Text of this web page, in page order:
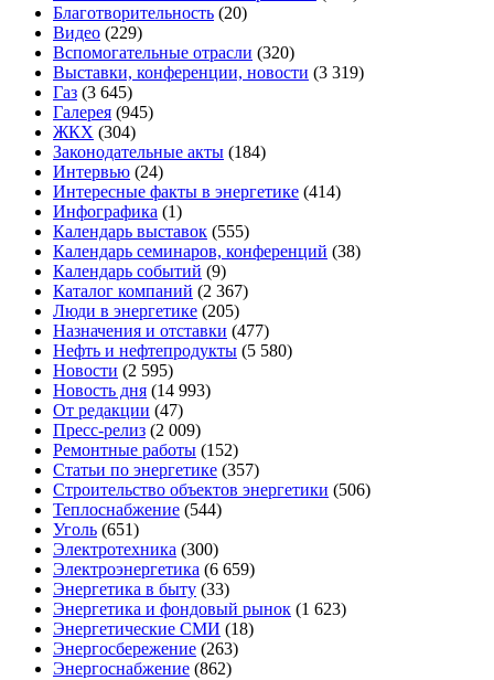
Благотворительность (20)
Видео (229)
Вспомогательные отрасли (320)
Выставки, конференции, новости (3 319)
Газ (3 645)
Галерея (945)
ЖКХ (304)
Законодательные акты (184)
Интервью (24)
Интересные факты в энергетике (414)
Инфографика (1)
Календарь выставок (555)
Календарь семинаров, конференций (38)
Календарь событий (9)
Каталог компаний (2 367)
Люди в энергетике (205)
Назначения и отставки (477)
Нефть и нефтепродукты (5 580)
Новости (2 595)
Новость дня (14 993)
От редакции (47)
Пресс-релиз (2 009)
Ремонтные работы (152)
Статьи по энергетике (357)
Строительство объектов энергетики (506)
Теплоснабжение (544)
Уголь (651)
Электротехника (300)
Электроэнергетика (6 659)
Энергетика в быту (33)
Энергетика и фондовый рынок (1 623)
Энергетические СМИ (18)
Энергосбережение (263)
Энергоснабжение (862)